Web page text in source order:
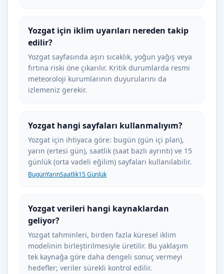
Yozgat için iklim uyarıları nereden takip
edilir?
Yozgat sayfasında aşırı sıcaklık, yoğun yağış veya
fırtına riski öne çıkarılır. Kritik durumlarda resmi
meteoroloji kurumlarının duyurularını da
izlemeniz gerekir.
Yozgat hangi sayfaları kullanmalıyım?
Yozgat için ihtiyaca göre: bugün (gün içi plan),
yarın (ertesi gün), saatlik (saat bazlı ayrıntı) ve 15
günlük (orta vadeli eğilim) sayfaları kullanılabilir.
BugünYarınSaatlik15 Günlük
Yozgat verileri hangi kaynaklardan
geliyor?
Yozgat tahminleri, birden fazla küresel iklim
modelinin birleştirilmesiyle üretilir. Bu yaklaşım
tek kaynağa göre daha dengeli sonuç vermeyi
hedefler; veriler sürekli kontrol edilir.